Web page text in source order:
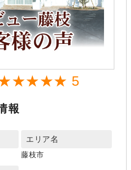
5
報
エリア名
藤枝市